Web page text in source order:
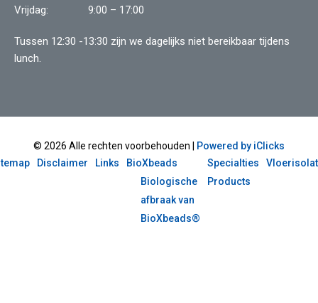
Vrijdag:
9:00 – 17:00
Tussen 12:30 -13:30 zijn we dagelijks niet bereikbaar tijdens
lunch.
© 2026 Alle rechten voorbehouden |
Powered by iClicks
Disclaimer Links
BioXbeads
Biologische
afbraak van
BioXbeads®
Specialties
Products